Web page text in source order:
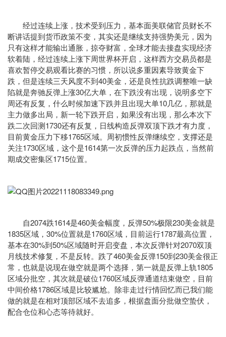
经过连续上涨，技术受到压力，基本面美联储官员财长不
断讲话提到货币政策不变，其实还是继续支持强势美元，因为
只有这样才能输出通胀，掠夺财富，全球才能去接盘实现经济
软着陆，经过连续上涨下周世界杯开启，这样西方交易员都是
喜欢暂停交易观看比赛的习惯，所以说多重因素导致黄金下
跌，但是连续三天风度不到40美金，还是良性抗跌调整唯一缺
陷就是奔驰反弹上涨30亿大单，在下跌没有出现，说明多空下
周还有反复，什么时候加速下跌并且出现大单10几亿，那就是
主力做多出局，新一轮下跌开启，如果没有出现，那么本次下
跌二次回测1730还有反复，日线构造反弹双顶下跌才有力度，
目前黄金压力下移1765区域。周初惯性反弹继续空，支撑还是
关注1730区域，这个是1614第一次反弹的压力起跌点，当然前
期成交密集区1715位置。
自2074跌1614是460美金幅度，反弹50%极限230美金就是
1835区域，30%位置就是1760区域，目前运行1787最高位置，
基本在30%到50%区域随时开启变盘，本次反弹针对2070双顶
月线技术修复，不是反转。跌了460美金反弹150到230美金很正
常，也就是说现在做空就是两个选择，第一就是反弹上轨1805
区域分批空，其次就是破位1760区域反弹通道结束做空，目前
中间价格1786区域是比较尴尬。除非走过行情回忆而已我们能
做的就是在相对顶部区域不去追多，根据盘面分批做空蛰伏，
配合仓位和心态等待就好。